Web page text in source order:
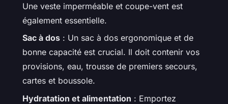
Une veste imperméable et coupe-vent est
également essentielle.
Sac à dos : Un sac à dos ergonomique et de
bonne capacité est crucial. Il doit contenir vos
provisions, eau, trousse de premiers secours,
cartes et boussole.
Hydratation et alimentation : Emportez